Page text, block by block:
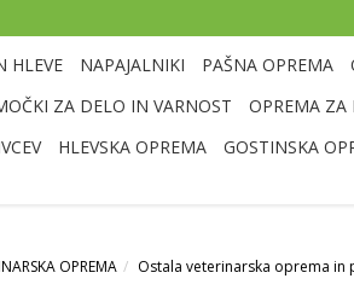
HLEVE NAPAJALNIKI PAŠNA OPREMA
ZA DELO IN VARNOST
OPREMA ZA
HLEVSKA OPREMA GOSTINSKA
OPREMA Ostala veterinarska oprema in